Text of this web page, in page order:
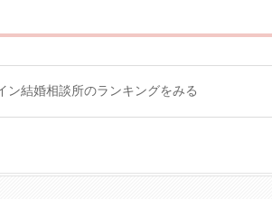
ン結婚相談所のランキングをみる